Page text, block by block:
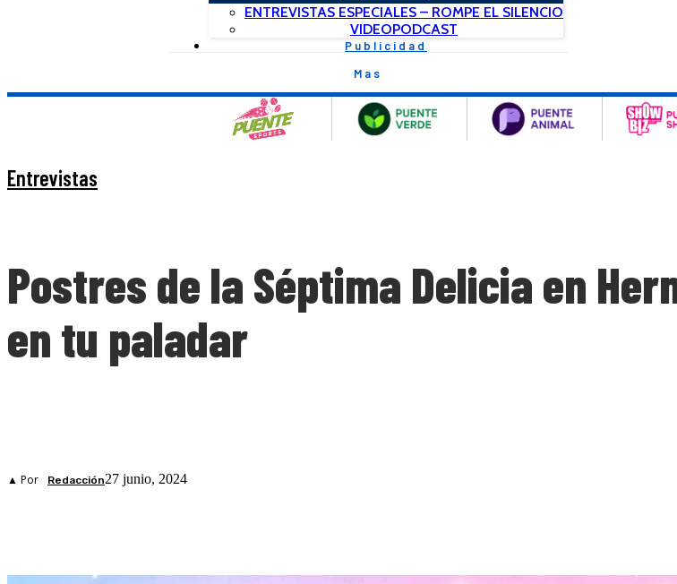
ENTREVISTAS ESPECIALES – ROMPE EL SILENCIO
VIDEOPODCAST
Publicidad
Mas
Entrevistas
Postres de la Séptima Delicia en
en tu paladar
▲ Por Redacción27 junio, 2024